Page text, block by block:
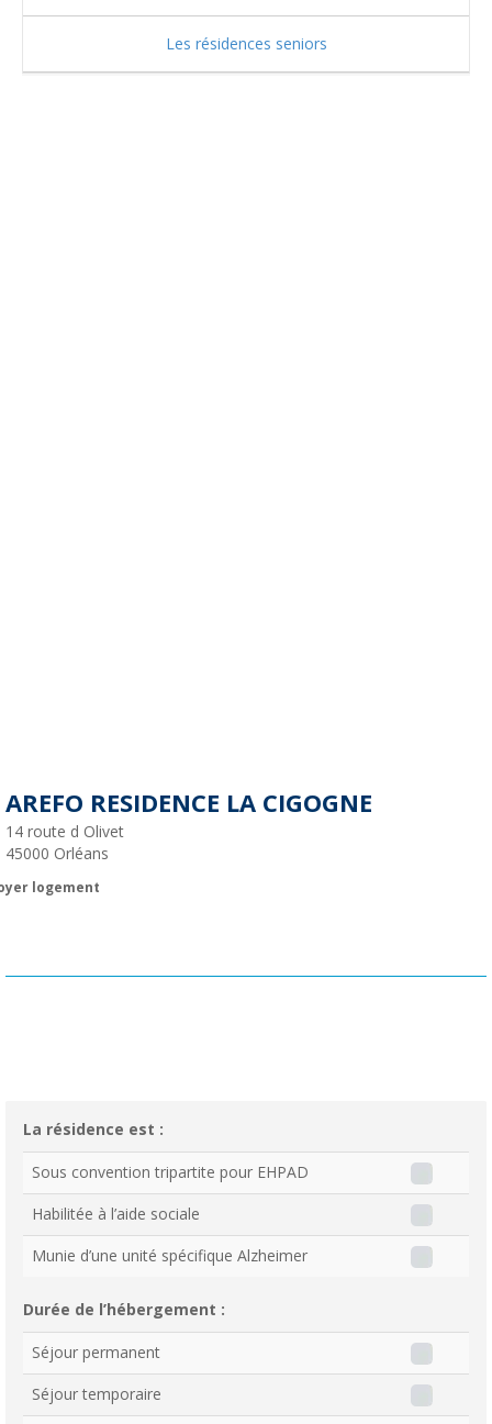
Les résidences seniors
AREFO RESIDENCE LA CIGOGNE
14 route d Olivet
45000 Orléans
logement
La résidence est :
Sous convention tripartite pour EHPAD
Habilitée à l’aide sociale
Munie d’une unité spécifique Alzheimer
Durée de l’hébergement :
Séjour permanent
Séjour temporaire